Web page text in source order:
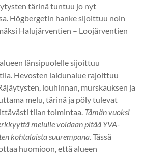
tärinä tuntuu jo nyt
Högbergetin hanke sijoittuu noin
Halujärventien – Loojärventien
länsipuolelle sijoittuu
Hevosten laidunalue rajoittuu
louhinnan, murskauksen ja
melu, tärinä ja pöly tulevat
tilan toimintaa. Tämän vuoksi
melulle voidaan pitää YVA-
kohtalaista suurempana.Tässä
huomioon, että alueen